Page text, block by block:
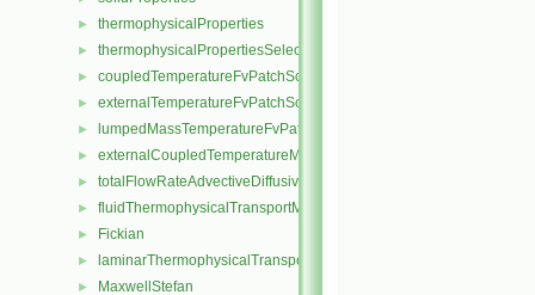
► thermophysicalProperties
► thermophysicalPropertiesSelector
► coupledTemperatureFvPatchScalarField
► externalTemperatureFvPatchScalarField
► lumpedMassTemperatureFvPatchScalarField
► externalCoupledTemperatureMixedFvPatchScalarField
► totalFlowRateAdvectiveDiffusiveFvPatchScalarField
► fluidThermophysicalTransportModel
► Fickian
► laminarThermophysicalTransportModel
► MaxwellStefan